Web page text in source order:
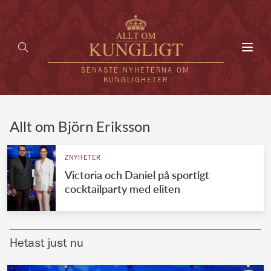
SENASTE NYHETERNA OM
KUNGLIGHETER
UTLÄNDSKT
VÄRLDENS KUNGAHUS
Brittiska kungahuset
Allt om Björn Eriksson
ZNYHETER
Victoria och Daniel på sportigt
cocktailparty med eliten
Hetast just nu